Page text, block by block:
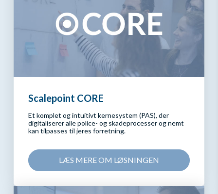
Scalepoint CORE
Et komplet og intuitivt kernesystem (PAS), der
digitaliserer alle police- og skadeprocesser og nemt
kan tilpasses til jeres forretning.
LÆS MERE OM LØSNINGEN